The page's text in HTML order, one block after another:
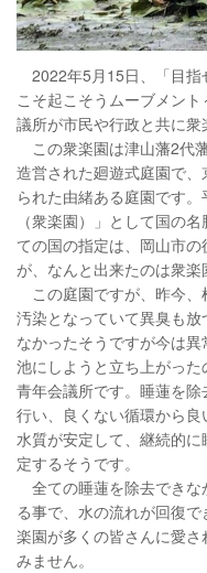
2022年5月15日、「目
こそ起こそうムーブメン
議所が市民や行政と共に衆
この衆楽園は津山藩2代
造営された廻遊式庭園で
られた由緒ある庭園です
（衆楽園）」として国の
ての国の指定は、岡山市
が、なんと出来たのは衆楽
この庭園ですが、昨今、
汚染となっていて異臭も
なかったそうですが今は
池にしようと立ち上がっ
青年会議所です。睡蓮を
行い、良くない循環から
水質が安定して、継続的
定するそうです。
全ての睡蓮を除去できな
る事で、水の流れが回復
楽園が多くの皆さんに愛
みません。